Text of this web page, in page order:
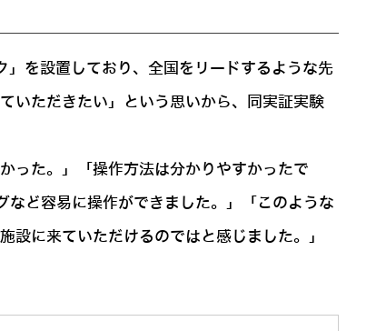
を設置しており、全国をリードするような先
いただきたい」という思いから、同実証実験
った。」「操作方法は分かりやすかったで
ど容易に操作ができました。」「このような
に来ていただけるのではと感じました。」